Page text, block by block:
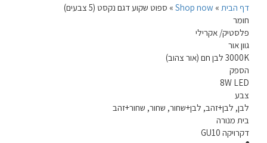
דף הבית »
Shop now
» ספוט שקוע דגם נקסט (5 צבעים)
חומר
פלסטיק/ אקרילי
גוון אור
3000K לבן חם (אור צהוב)
הספק
8W LED
צבע
לבן, לבן+זהב, לבן+שחור, שחור, שחור+זהב
בית מנורה
דקרויקה GU10